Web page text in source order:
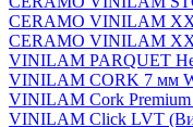
CERAMO VINILAM
CERAMO VINILAM
VINILAM PARQUET
VINILAM CORK 7 мм
VINILAM Cork Premium
VINILAM Click LVT